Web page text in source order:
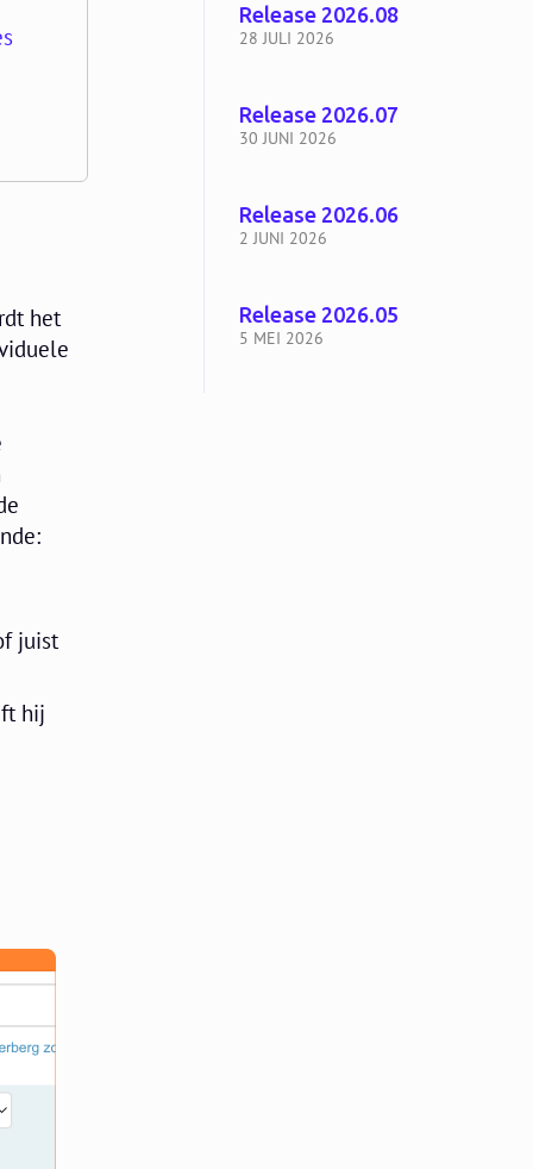
het
juist
hij
28 JULI 2026
Release 2026.08
30 JUNI 2026
Release 2026.07
2 JUNI 2026
Release 2026.06
5 MEI 2026
Release 2026.05